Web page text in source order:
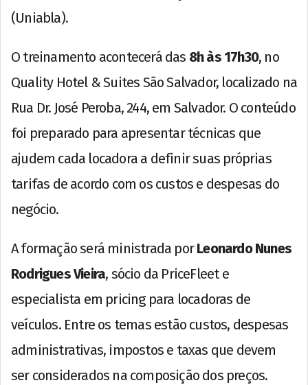
(Uniabla).
O treinamento acontecerá das 8h às 17h30, no
Quality Hotel & Suites São Salvador, localizado na
Rua Dr. José Peroba, 244, em Salvador. O conteúdo
foi preparado para apresentar técnicas que
ajudem cada locadora a definir suas próprias
tarifas de acordo com os custos e despesas do
negócio.
A formação será ministrada porLeonardo Nunes
Rodrigues Vieira, sócio da PriceFleet e
especialista em pricing para locadoras de
veículos. Entre os temas estão custos, despesas
administrativas, impostos e taxas que devem
ser considerados na composição dos preços.